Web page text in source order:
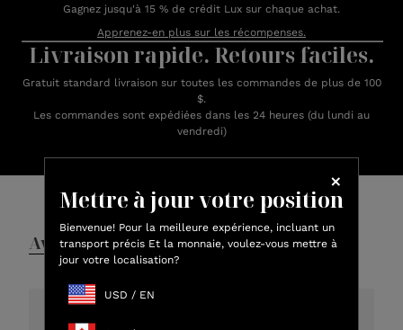
Mettre à jour votre position
Bienvenue! Pour la meilleure expérience, incluant un
transport précis Et la monnaie, voulez-vous mettre à
jour votre localisation?
USD / EN
Gagnez jusqu'à 15 % de crédit Lux sur chaque achat.
Apprenez-en plus sur les récompenses.
Livraison rapide. Retours faciles.
Gratuit standard livraison sur toutes les commandes de plus de 100
$.
Les commandes sont expédiées dans les 24 heures (du lundi au
vendredi)
Avis des clients
Avis Questions et réponses